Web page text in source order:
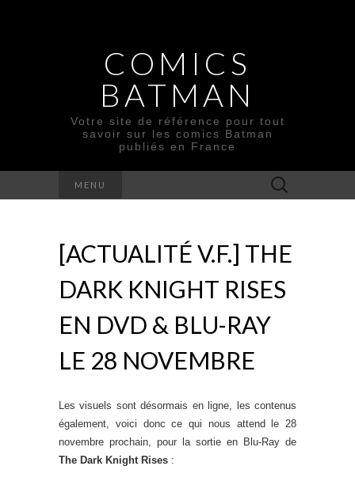
COMICS
BATMAN
Votre site de référence pour tout
savoir sur les comics Batman
publiés en France
MENU Rechercher :
[ACTUALITÉ V.F.] THE
DARK KNIGHT RISES
EN DVD & BLU-RAY
LE 28 NOVEMBRE
Les visuels sont désormais en ligne, les contenus
également, voici donc ce qui nous attend le 28
novembre prochain, pour la sortie en Blu-Ray de
The Dark Knight Rises :